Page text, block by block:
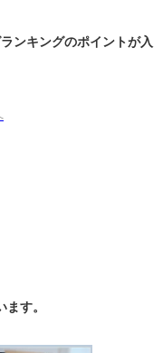
ンキングのポイントが入
す。